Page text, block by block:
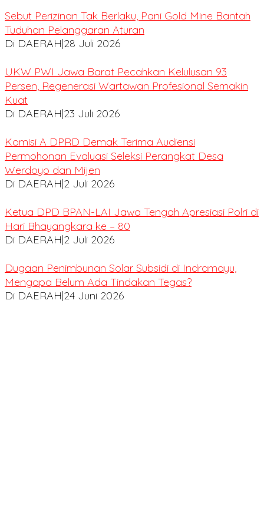
Sebut Perizinan Tak Berlaku, Pani Gold Mine Bantah
Tuduhan Pelanggaran Aturan
Di DAERAH|28 Juli 2026
UKW PWI Jawa Barat Pecahkan Kelulusan 93
Persen, Regenerasi Wartawan Profesional Semakin
Kuat
Di DAERAH|23 Juli 2026
Komisi A DPRD Demak Terima Audiensi
Permohonan Evaluasi Seleksi Perangkat Desa
Werdoyo dan Mijen
Di DAERAH|2 Juli 2026
Ketua DPD BPAN-LAI Jawa Tengah Apresiasi Polri di
Hari Bhayangkara ke – 80
Di DAERAH|2 Juli 2026
Dugaan Penimbunan Solar Subsidi di Indramayu,
Mengapa Belum Ada Tindakan Tegas?
Di DAERAH|24 Juni 2026